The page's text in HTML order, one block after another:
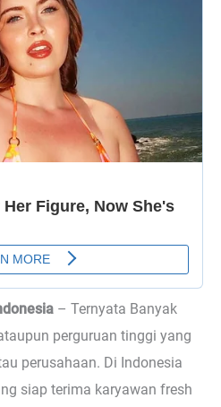
– Ternyata Banyak
perguruan tinggi yang
perusahaan. Di Indonesia
siap terima karyawan fresh